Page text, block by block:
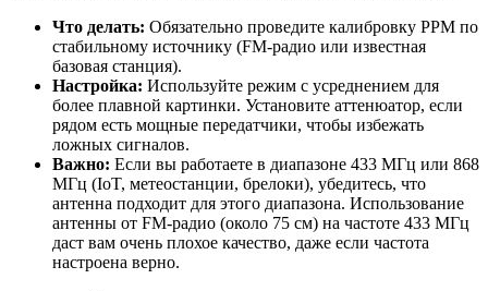
Что делать: Обязательно проведите калибровку PPM по
стабильному источнику (FM-радио или известная
базовая станция).
Настройка: Используйте режим с усреднением для
более плавной картинки. Установите аттенюатор, если
рядом есть мощные передатчики, чтобы избежать
ложных сигналов.
Важно: Если вы работаете в диапазоне 433 МГц или 868
МГц (IoT, метеостанции, брелоки), убедитесь, что
антенна подходит для этого диапазона. Использование
антенны от FM-радио (около 75 см) на частоте 433 МГц
даст вам очень плохое качество, даже если частота
настроена верно.